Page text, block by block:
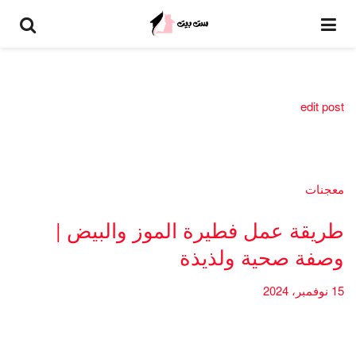
edit post
معجنات
طريقة عمل فطيرة الموز والبيض |
وصفة صحية ولذيذة
15 نوفمبر، 2024